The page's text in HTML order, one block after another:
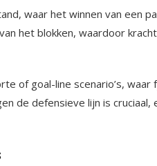
waar het winnen van een
het blokken, waardoor
of goal-line scenario’s, waar
de defensieve lijn is cruciaal,